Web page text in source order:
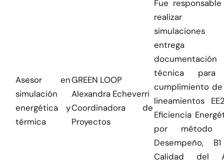
Asesor en
simulación
energética y
térmica
GREEN LOOP
Alexandra Echeverri
Coordinadora de
Proyectos
Fue
realizar
entrega
documentación
técnica
cumplimiento
lineamientos
Eficiencia
por método
Desempeño,
Calidad del